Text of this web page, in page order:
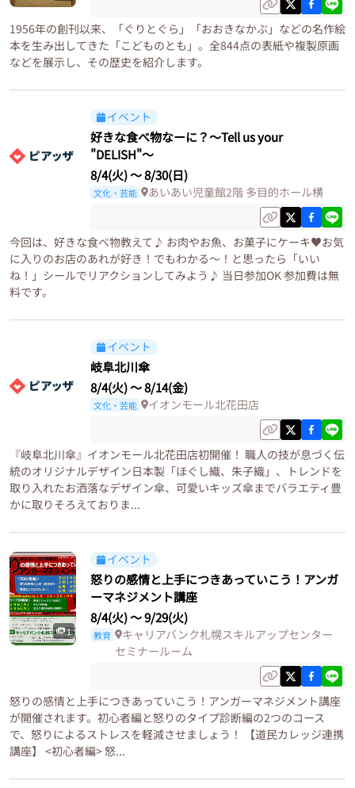
1956年の創刊以来、「ぐりとぐら」「おおきなかぶ」などの名作絵
本を生み出してきた「こどものとも」。全844点の表紙や複製原画
などを展示し、その歴史を紹介します。
イベント
好きな食べ物なーに？～Tell us your
"DELISH"～
8/4(火)〜8/30(日)
文化・芸能 あいあい児童館2階 多目的ホール横
今回は、好きな食べ物教えて♪ お肉やお魚、お菓子にケーキ♥お気
に入りのお店のあれが好き！でもわかる～！と思ったら「いい
ね！」シールでリアクションしてみよう♪ 当日参加OK 参加費は無
料です。
イベント
岐阜北川傘
8/4(火)〜8/14(金)
文化・芸能 イオンモール北花田店
『岐阜北川傘』イオンモール北花田店初開催！ 職人の技が息づく伝
統のオリジナルデザイン日本製「ほぐし織、朱子織」、トレンドを
取り入れたお洒落なデザイン傘、可愛いキッズ傘までバラエティ豊
かに取りそろえておりま...
1
イベント
怒りの感情と上手につきあっていこう！アンガ
ーマネジメント講座
8/4(火)〜9/29(火)
教育
キャリアバンク札幌スキルアップセンター
セミナールーム
怒りの感情と上手につきあっていこう！アンガーマネジメント講座
が開催されます。初心者編と怒りのタイプ診断編の2つのコース
で、怒りによるストレスを軽減させましょう！ 【道民カレッジ連携
講座】 <初心者編> 怒...